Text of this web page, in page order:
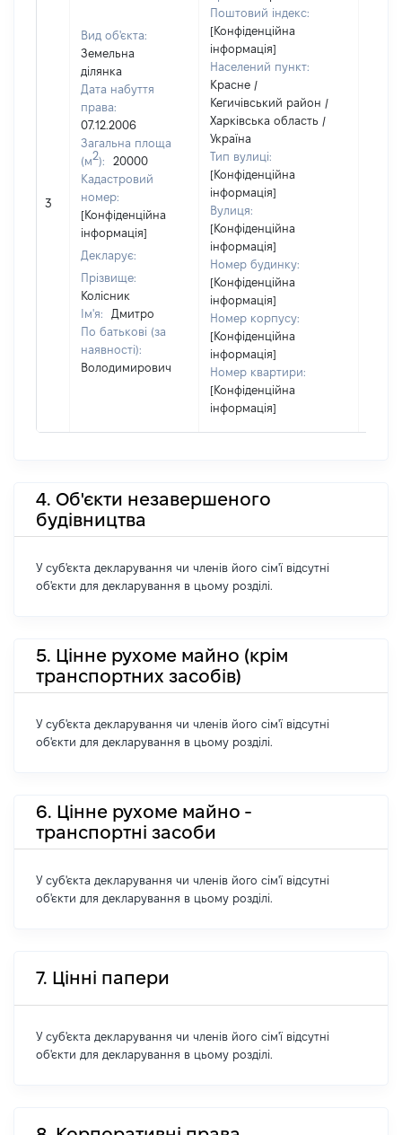
3
Вид об'єкта:
Земельна
ділянка
Дата набуття
права:
07.12.2006
Загальна площа
(м2):
20000
Кадастровий
номер:
[Конфіденційна
інформація]
Декларує:
Прізвище:
Колісник
Ім'я:
Дмитро
По батькові (за
наявності):
Володимирович
Поштовий індекс:
[Конфіденційна
інформація]
Населений пункт:
Красне /
Кегичівський район /
Харківська область /
Україна
Тип вулиці:
[Конфіденційна
інформація]
Вулиця:
[Конфіденційна
інформація]
Номер будинку:
[Конфіденційна
інформація]
Номер корпусу:
[Конфіденційна
інформація]
Номер квартири:
[Конфіденційна
інформація]
4. Об'єкти незавершеного
будівництва
У суб'єкта декларування чи членів його сім'ї відсутні
об'єкти для декларування в цьому розділі.
5. Цінне рухоме майно (крім
транспортних засобів)
У суб'єкта декларування чи членів його сім'ї відсутні
об'єкти для декларування в цьому розділі.
6. Цінне рухоме майно -
транспортні засоби
У суб'єкта декларування чи членів його сім'ї відсутні
об'єкти для декларування в цьому розділі.
7. Цінні папери
У суб'єкта декларування чи членів його сім'ї відсутні
об'єкти для декларування в цьому розділі.